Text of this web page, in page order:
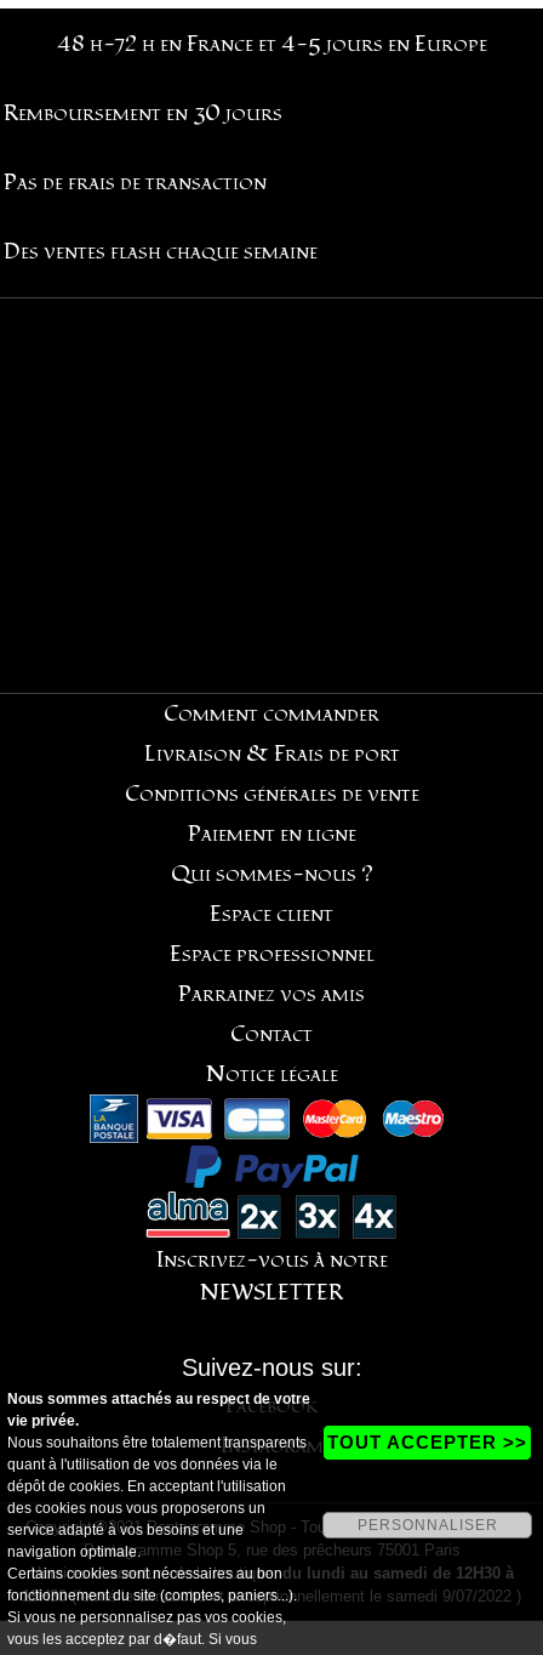
48 h-72 h en France et 4-5 jours en Europe
Remboursement en 30 jours
Pas de frais de transaction
Des ventes flash chaque semaine
Comment commander
Livraison & Frais de port
Conditions générales de vente
Paiement en ligne
Qui sommes-nous ?
Espace client
Espace professionnel
Parrainez vos amis
Contact
Notice légale
Inscrivez-vous à notre
NEWSLETTER
Suivez-nous sur:
Facebook
Instagram
Copyright@2021 Pentagramme Shop - Tous droits réservés - Magasin
Pentagramme Shop 5, rue des prêcheurs 75001 Paris
Horaires d'ouverture de la boutique:du lundi au samedi de 12H30 à
19H30(fermé le dimanche et exceptionnellement le samedi 9/07/2022 )
Nous sommes attachés au respect de votre
vie privée.
Nous souhaitons être totalement transparents
quant à l'utilisation de vos données via le
dépôt de cookies. En acceptant l'utilisation
des cookies nous vous proposerons un
service adapté à vos besoins et une
navigation optimale.
Certains cookies sont nécessaires au bon
fonctionnement du site (comptes, paniers...).
Si vous ne personnalisez pas vos cookies,
vous les acceptez par d�faut. Si vous
TOUT ACCEPTER >>
PERSONNALISER